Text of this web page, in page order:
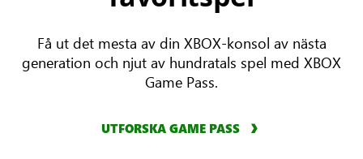
Få ut det mesta av din XBOX-konsol av nästa
generation och njut av hundratals spel med XBOX
Game Pass.
UTFORSKA GAME PASS